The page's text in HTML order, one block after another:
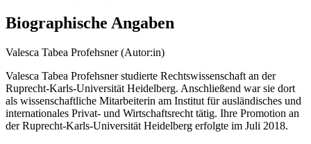
Biographische Angaben
Valesca Tabea Profehsner (Autor:in)
Valesca Tabea Profehsner studierte Rechtswissenschaft an der
Ruprecht-Karls-Universität Heidelberg. Anschließend war sie dort
als wissenschaftliche Mitarbeiterin am Institut für ausländisches und
internationales Privat- und Wirtschaftsrecht tätig. Ihre Promotion an
der Ruprecht-Karls-Universität Heidelberg erfolgte im Juli 2018.